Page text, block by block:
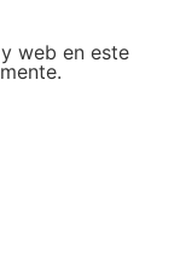
web en este